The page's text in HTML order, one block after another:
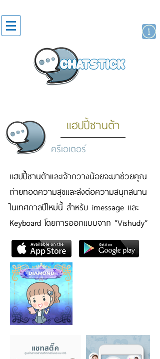
แฮปปี้ซานต้า
ครีเอเตอร์
แฮปปี้ซานต้าและเจ้ากวางน้อยจะมาช่วยคุณ
ถ่ายทอดความสุขและส่งต่อความสนุกสนาน
ในเทศกาลปีใหม่นี้ สําหรับ imessage และ
Keyboard โดยการออกแบบจาก “Vishudy”